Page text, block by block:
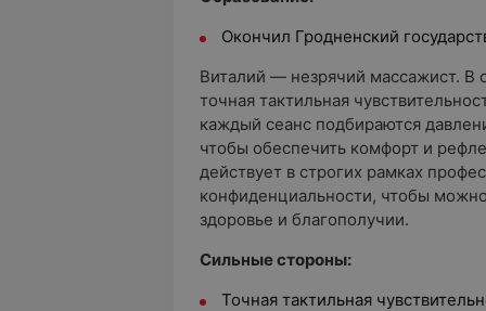
Окончил Гродненский
Виталий — незрячий массажист. В
точная тактильная
каждый сеанс подбираются
чтобы обеспечить комфорт и
действует в строгих рамках
конфиденциальности, чтобы
здоровье и благополучии.
Сильные стороны:
Точная тактильная